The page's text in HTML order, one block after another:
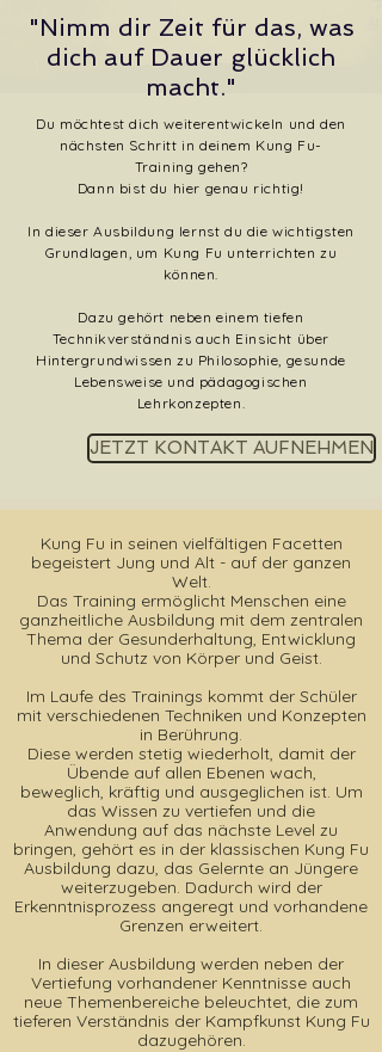
"Nimm dir Zeit für das, was
dich auf Dauer glücklich
macht."
Du möchtest dich weiterentwickeln und den
nächsten Schritt in deinem Kung Fu-
Training gehen?
Dann bist du hier genau richtig!
In dieser Ausbildung lernst du die wichtigsten
Grundlagen, um Kung Fu unterrichten zu
können.
Dazu gehört neben einem tiefen
Technikverständnis auch Einsicht über
Hintergrundwissen zu Philosophie, gesunde
Lebensweise und pädagogischen
Lehrkonzepten.
JETZT KONTAKT AUFNEHMEN
Kung Fu in seinen vielfältigen Facetten
begeistert Jung und Alt - auf der ganzen
Welt.
Das Training ermöglicht Menschen eine
ganzheitliche Ausbildung mit dem zentralen
Thema der Gesunderhaltung, Entwicklung
und Schutz von Körper und Geist.
Im Laufe des Trainings kommt der Schüler
mit verschiedenen Techniken und Konzepten
in Berührung.
Diese werden stetig wiederholt, damit der
Übende auf allen Ebenen wach,
beweglich, kräftig und ausgeglichen ist. Um
das Wissen zu vertiefen und die
Anwendung auf das nächste Level zu
bringen, gehört es in der klassischen Kung Fu
Ausbildung dazu, das Gelernte an Jüngere
weiterzugeben. Dadurch wird der
Erkenntnisprozess angeregt und vorhandene
Grenzen erweitert.
In dieser Ausbildung werden neben der
Vertiefung vorhandener Kenntnisse auch
neue Themenbereiche beleuchtet, die zum
tieferen Verständnis der Kampfkunst Kung Fu
dazugehören.